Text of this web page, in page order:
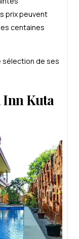
prix peuvent
centaines
sélection de ses
Inn Kuta